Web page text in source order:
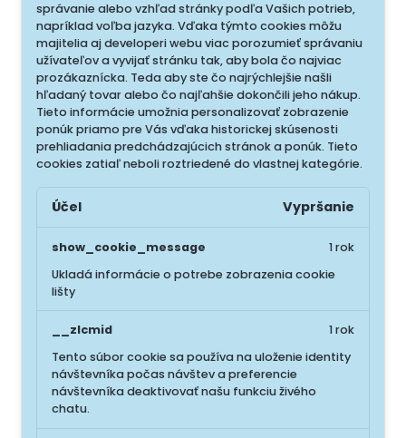
správanie alebo vzhľad stránky podľa Vašich potrieb,
napríklad voľba jazyka. Vďaka týmto cookies môžu
majitelia aj developeri webu viac porozumieť správaniu
užívateľov a vyvijať stránku tak, aby bola čo najviac
prozákaznícka. Teda aby ste čo najrýchlejšie našli
hľadaný tovar alebo čo najľahšie dokončili jeho nákup.
Tieto informácie umožnia personalizovať zobrazenie
ponúk priamo pre Vás vďaka historickej skúsenosti
prehliadania predchádzajúcich stránok a ponúk. Tieto
cookies zatiaľ neboli roztriedené do vlastnej kategórie.
Účel Vypršanie
show_cookie_message
Ukladá informácie o potrebe zobrazenia cookie
lišty
1 rok
__zlcmid
Tento súbor cookie sa používa na uloženie identity
návštevníka počas návštev a preferencie
návštevníka deaktivovať našu funkciu živého
chatu.
1 rok